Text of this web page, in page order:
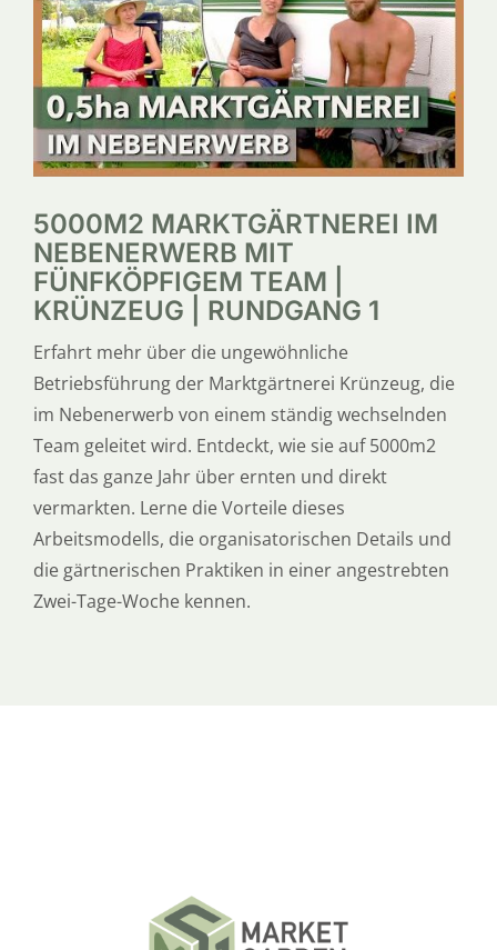
SERVICE
ÜBER UNS
5000M2 MARKTGÄRTNEREI IM
NEBENERWERB MIT
FÜNFKÖPFIGEM TEAM |
KRÜNZEUG | RUNDGANG 1
Erfahrt mehr über die ungewöhnliche
Betriebsführung der Marktgärtnerei Krünzeug, die
im Nebenerwerb von einem ständig wechselnden
Team geleitet wird. Entdeckt, wie sie auf 5000m2
fast das ganze Jahr über ernten und direkt
vermarkten. Lerne die Vorteile dieses
Arbeitsmodells, die organisatorischen Details und
die gärtnerischen Praktiken in einer angestrebten
Zwei-Tage-Woche kennen.